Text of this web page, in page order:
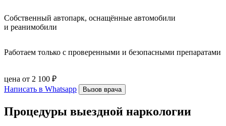
Собственный автопарк, оснащённые автомобили
и реанимобили
Работаем только с проверенными и безопасными препаратами
цена от 2 100 ₽
Написать в Whatsapp
Вызов врача
Процедуры выездной наркологии